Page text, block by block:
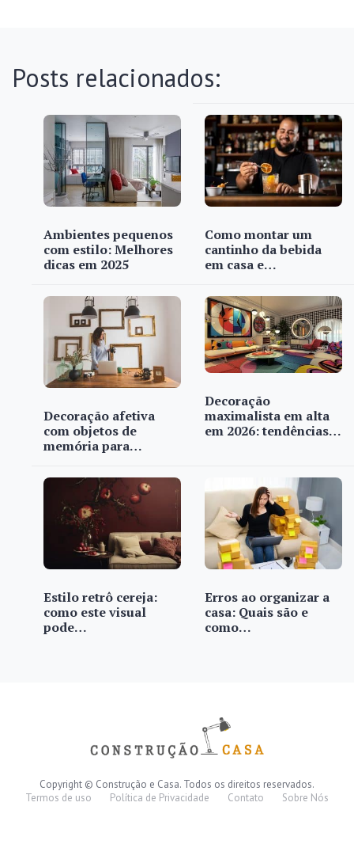
Posts relacionados:
Ambientes pequenos
com estilo: Melhores
dicas em 2025
Como montar um
cantinho da bebida
em casa e…
Decoração afetiva
com objetos de
memória para…
Decoração
maximalista em alta
em 2026: tendências…
Estilo retrô cereja:
como este visual
pode…
Erros ao organizar a
casa: Quais são e
como…
Copyright © Construção e Casa. Todos os direitos reservados.
Termos de uso
Política de Privacidade Contato Sobre Nós